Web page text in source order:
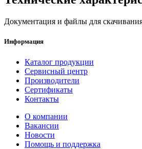
Документация и файлы для
Информация
Каталог продукции
Сервисный центр
Производители
Сертификаты
Контакты
О компании
Вакансии
Новости
Помощь и поддержка